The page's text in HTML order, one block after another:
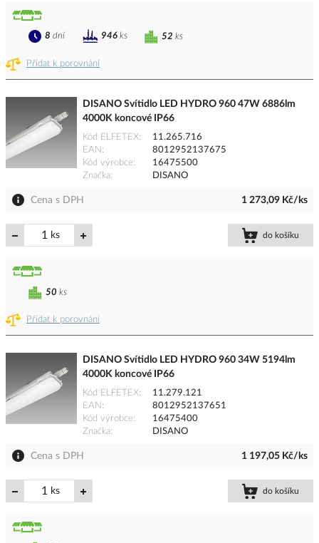
Přidat k porovnání
52 ks
8 dní 946 ks
DISANO Svítidlo LED HYDRO 960 47W 6886lm
4000K koncové IP66
Kód ELFETEX
11.265.716
EAN
8012952137675
Kód výrobce
16475500
Značka
DISANO
Cena s DPH 1 273,09 Kč/ks
ks do košíku
Přidat k porovnání
50 ks
DISANO Svítidlo LED HYDRO 960 34W 5194lm
4000K koncové IP66
Kód ELFETEX
11.279.121
EAN
8012952137651
Kód výrobce
16475400
Značka
DISANO
Cena s DPH 1 197,05 Kč/ks
ks do košíku